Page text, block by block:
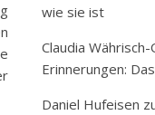
wie sie ist
Claudia Währisch-
Erinnerungen:
Daniel Hufeisen